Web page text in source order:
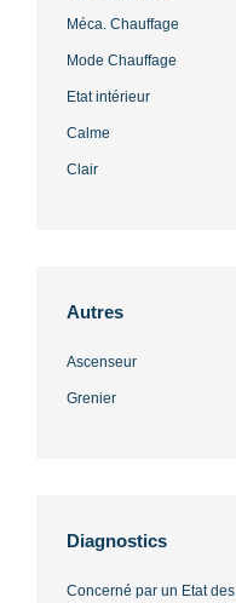
Méca. Chauffage
Mode Chauffage
Etat intérieur
Calme
Clair
Autres
Ascenseur
Grenier
Diagnostics
Concerné par un Etat des